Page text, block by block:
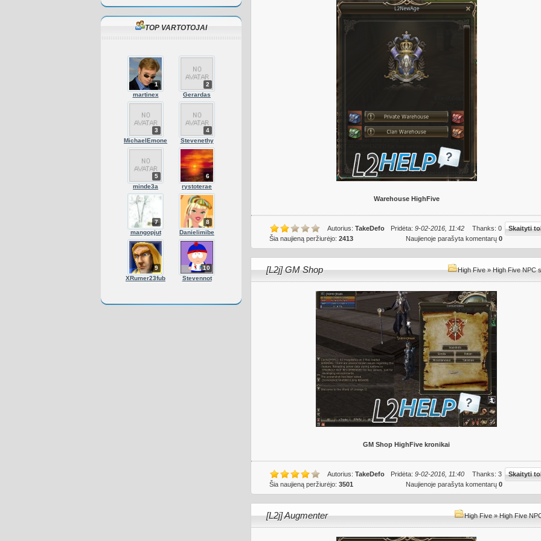
TOP VARTOTOJAI
1
martinex
2
Gerardas
3
MichaelEmone
4
Stevenethy
5
minde3a
6
rystoterae
7
mangopjut
8
Danielimibe
9
XRumer23fub
10
Stevennot
Warehouse HighFive
Autorius: TakeDefo Pridėta: 9-02-2016, 11:42 Thanks: 0
Skaityti
Šia naujieną peržiurėjo: 2413 Naujienoje parašyta komentarų 0
[L2j] GM Shop High Five»High Five NPC
GM Shop HighFive kronikai
Autorius: TakeDefo Pridėta: 9-02-2016, 11:40 Thanks: 3
Skaityti
Šia naujieną peržiurėjo: 3501 Naujienoje parašyta komentarų 0
[L2j] Augmenter High Five»High Five